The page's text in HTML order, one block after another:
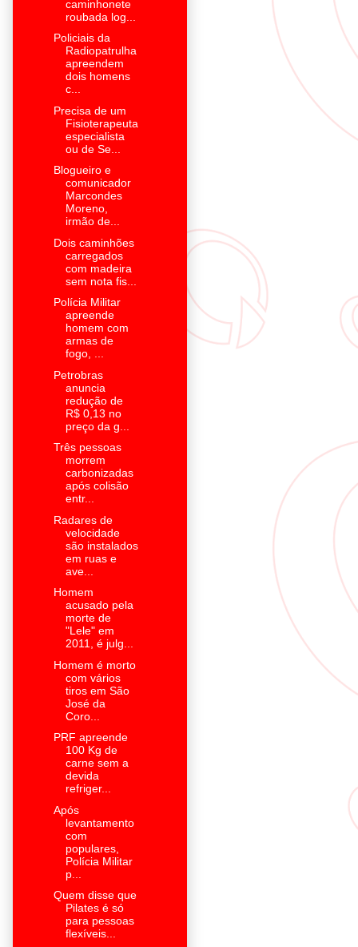
caminhonete
roubada log...
Policiais da
Radiopatrulha
apreendem
dois homens
c...
Precisa de um
Fisioterapeuta
especialista
ou de Se...
Blogueiro e
comunicador
Marcondes
Moreno,
irmão de...
Dois caminhões
carregados
com madeira
sem nota fis...
Polícia Militar
apreende
homem com
armas de
fogo, ...
Petrobras
anuncia
redução de
R$ 0,13 no
preço da g...
Três pessoas
morrem
carbonizadas
após colisão
entr...
Radares de
velocidade
são instalados
em ruas e
ave...
Homem
acusado pela
morte de
"Lele" em
2011, é julg...
Homem é morto
com vários
tiros em São
José da
Coro...
PRF apreende
100 Kg de
carne sem a
devida
refriger...
Após
levantamento
com
populares,
Polícia Militar
p...
Quem disse que
Pilates é só
para pessoas
flexíveis...